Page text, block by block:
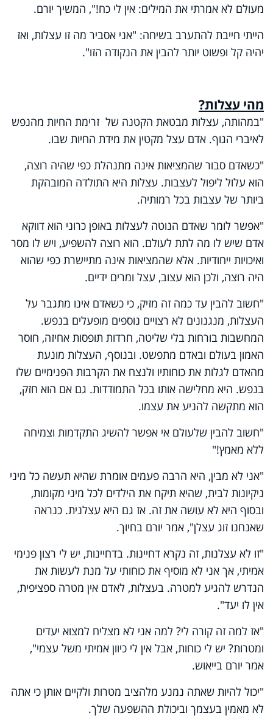
מעולם לא אמרתי את המילים: אין לי כח!", המשיך יורם.
הייתי חייבת להתערב בשיחה: "אני אסביר מה זו עצלות, ואז
יהיה קל ופשוט יותר להבין את הנקודה הזו".
מהי עצלות?
"במהותה, עצלות מבטאת הקטנה של זרימת החיות מהנפש
לאיברי הגוף. אדם עצל מקטין את מידת החיות שבו.
"כשאדם סבור שהמציאות אינה מתנהלת כפי שהיה רוצה,
הוא עלול ליפול לעצבות. עצלות היא התולדה המובהקת
ביותר של עצבות בכל רמותיה.
"אפשר לומר שאדם הנוטה לעצלות באופן כרוני הוא דווקא
אדם שיש לו מה לתת לעולם. הוא רוצה להשפיע, ויש לו מסר
ואיכויות ייחודיות. אלא שהמציאות אינה מתיישרת כפי שהוא
היה רוצה, ולכן הוא עצוב, עצל ומרים ידיים.
"חשוב להבין עד כמה זה מזיק, כי כשאדם אינו מתגבר על
העצלות, מנגנונים לא רצויים נוספים מופעלים בנפש.
המחשבות בורחות בלי שליטה, חרדות תופסות אחיזה, חוסר
האמון בעולם ובאדם מתפשט. ובנוסף, העצלות מונעת
מהאדם לגלות את כוחותיו ולנצח את הקרבות הפנימיים שלו
בנפש. היא מחלישה אותו בכל התמודדות. גם אם הוא חזק,
הוא מתקשה להניע את עצמו.
"חשוב להבין שלעולם אי אפשר להשיג התקדמות וצמיחה
ללא מאמץ!"
"אני לא מבין, היא הרבה פעמים אומרת שהיא תעשה כל מיני
ניקיונות לבית, שהיא תיקח את הילדים לכל מיני מקומות,
ובסוף היא לא עושה את זה. אז גם היא עצלנית. כנראה
שאנחנו זוג עצלן", אמר יורם בחיוך.
"זו לא עצלנות, זה נקרא דחיינות. בדחיינות, יש לי רצון פנימי
אמיתי, אך אני לא מוסיף את כוחותי על מנת לעשות את
הנדרש להגיע למטרה. בעצלות, לאדם אין מטרה ספציפית,
אין לו יעד".
"אז למה זה קורה לי? למה אני לא מצליח למצוא יעדים
ומטרות? יש לי כוחות, אבל אין לי כיוון אמיתי משל עצמי",
אמר יורם בייאוש.
"יכול להיות שאתה נמנע מלהציב מטרות ולקיים אותן כי אתה
לא מאמין בעצמך וביכולת ההשפעה שלך.